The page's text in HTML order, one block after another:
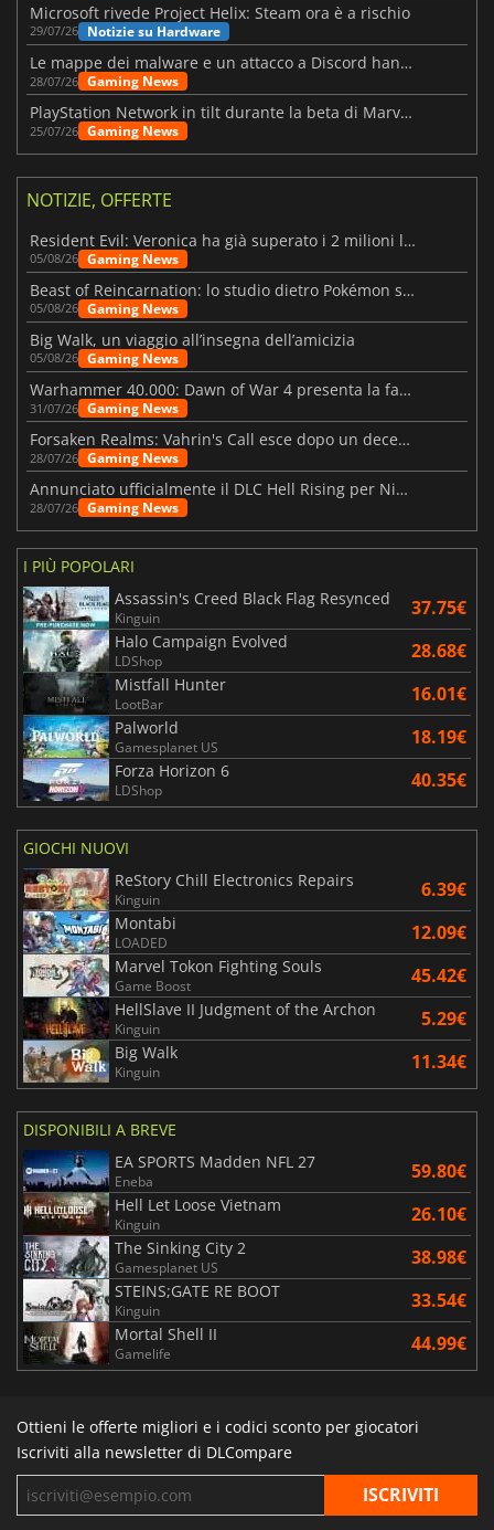
Microsoft rivede Project Helix: Steam ora è a rischio
29/07/26 Notizie su Hardware
Le mappe dei malware e un attacco a Discord hanno colpito Meccha Chameleon
28/07/26 Gaming News
PlayStation Network in tilt durante la beta di Marvel Tōkon
25/07/26 Gaming News
NOTIZIE, OFFERTE
Resident Evil: Veronica ha già superato i 2 milioni liste dei desideri
05/08/26 Gaming News
Beast of Reincarnation: lo studio dietro Pokémon su una nuova strada
05/08/26 Gaming News
Big Walk, un viaggio all’insegna dell’amicizia
05/08/26 Gaming News
Warhammer 40.000: Dawn of War 4 presenta la fazione dei Necron
31/07/26 Gaming News
Forsaken Realms: Vahrin's Call esce dopo un decennio di sviluppo
28/07/26 Gaming News
Annunciato ufficialmente il DLC Hell Rising per Nioh 3
28/07/26 Gaming News
I PIÙ POPOLARI
Assassin's Creed Black Flag Resynced
Kinguin 37.75€
Halo Campaign Evolved
LDShop 28.68€
Mistfall Hunter
LootBar 16.01€
Palworld
Gamesplanet US 18.19€
Forza Horizon 6
LDShop 40.35€
GIOCHI NUOVI
ReStory Chill Electronics Repairs
Kinguin 6.39€
Montabi
LOADED 12.09€
Marvel Tokon Fighting Souls
Game Boost 45.42€
HellSlave II Judgment of the Archon
Kinguin 5.29€
Big Walk
Kinguin 11.34€
DISPONIBILI A BREVE
EA SPORTS Madden NFL 27
Eneba 59.80€
Hell Let Loose Vietnam
Kinguin 26.10€
The Sinking City 2
Gamesplanet US 38.98€
STEINS;GATE RE BOOT
Kinguin 33.54€
Mortal Shell II
Gamelife 44.99€
Ottieni le offerte migliori e i codici sconto per giocatori
Iscriviti alla newsletter di DLCompare